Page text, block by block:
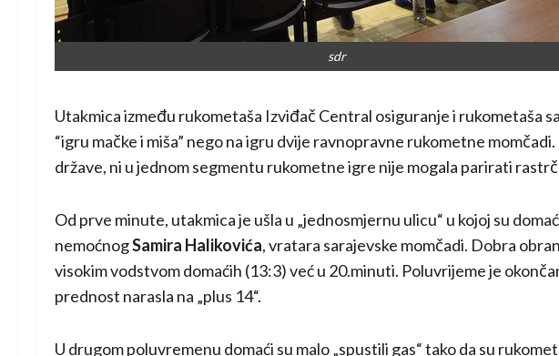
sdr
Utakmica između rukometaša Izviđač Central osiguranje i rukometaša
“igru mačke i miša” nego na igru dvije ravnopravne rukometne
države, ni u jednom segmentu rukometne igre nije mogala parirati
Od prve minute, utakmica je ušla u „jednosmjernu ulicu“ u kojoj su
nemoćnogSamira Halikovića, vratara sarajevske momčadi. Dobra
visokim vodstvom domaćih (13:3) već u 20.minuti. Poluvrijeme je
prednost narasla na „plus 14“.
U drugom poluvremenu domaći su malo „spustili gas“ tako da su